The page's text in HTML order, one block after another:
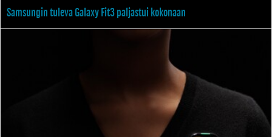
Samsungin tuleva Galaxy Fit3 paljastui kokonaan